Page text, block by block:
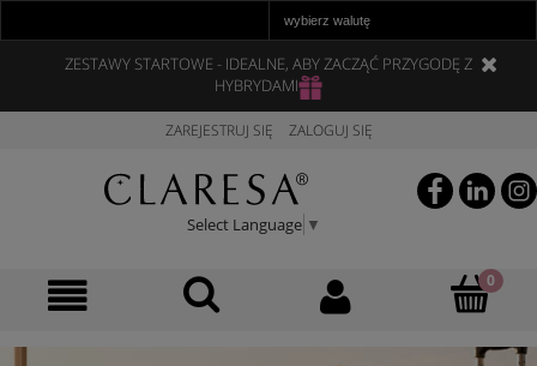
ZESTAWY STARTOWE - IDEALNE, ABY ZACZĄĆ PRZYGODĘ Z
HYBRYDAMI
ZAREJESTRUJ SIĘ ZALOGUJ SIĘ
Select Language ▼